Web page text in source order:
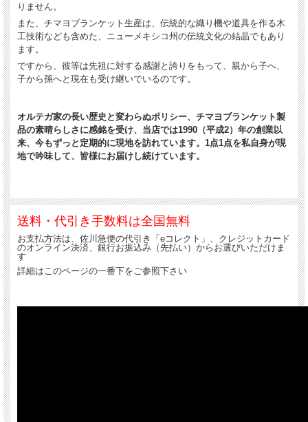
りません。
また、チマヨブランケット生産は、伝統的な織り機や道具を作る木
工技術なども含めた、ニューメキシコ州の伝統文化の結晶でもあり
ます。
ですから、彼等は先祖に対する感謝と誇りをもって、親から子へ、
子から孫へと現在も受け継いでいるのです。
オルテガ家の長い歴史と変わらぬポリシー、チマヨブランケット製
品の素晴らしさに感銘を受け、当店では1990（平成2）年の創業以
来、今もずっと定期的に現地を訪れています。1点1点を私自身が現
地で吟味して、皆様にお届けし続けています。
送料・代引き手数料は全国無料
お支払方法は、佐川急便の代引き「eコレクト」、クレジットカード
のオンライン決済、銀行お振込み（先払い）からお選びいただけま
す
詳細はこのページの一番下をご参照下さい